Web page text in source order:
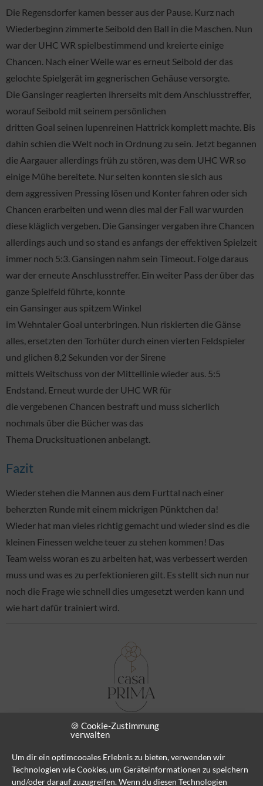
🍪 Cookie-Zustimmung
verwalten
Um dir ein optimcooales Erlebnis zu bieten, verwenden wir
Technologien wie Cookies, um Geräteinformationen zu speichern
und/oder darauf zuzugreifen. Wenn du diesen Technologien
Die Regensdorfer kamen besser aus der Pause. Kurz nach
Wiederbeginn zimmerte Seibold den Ball in die Maschen. Nun
war der UHC WR spielbestimmend und kreierte einige
Chancen. Nach einer Weile war es erneut Seibold der das
gelochte Spielgerät im gegnerischen Gehäuse versorgte.
Die Gansinger reagierten ihrerseits mit dem Anschlusstreffer,
worauf Seibold mit seinem persönlichen
dritten Goal seinen lupenreinen Hattrick komplett machte. Bis
dahin schien die Welt noch in Ordnung zu sein. Jetzt begannen
die Aargauer allerdings früh zu stören, was dem UHC WR so
einige Mühe bereitete. Nur selten konnten sie sich aus
dem aggressiven Pressing lösen und Konter fahren oder sich
Chancen erarbeiten und wenn dies mal der Fall war wurden
diese kläglich vergeben. Die Gansinger vergaben ihre Chancen
allerdings auch und so stand es anfangs der effektiven Spielzeit
immer noch 5:3. Gansingen nahm sein Timeout. Folge daraus
war der erneute Anschlusstreffer. Ein weiter Pass der über das
ganze Spielfeld führte, konnte
ein Gansinger aus spitzem Winkel
im Wehntaler Goal unterbringen. Nun riskierten die Gänse
alles, ersetzten den Torhüter durch einen vierten Feldspieler
und glichen 8,2 Sekunden vor der Sirene
mittels Weitschuss von der Mittellinie wieder aus. 5:5
Endstand. Erneut wurde der UHC WR für
die vergebenen Chancen bestraft und muss sicherlich
nochmals über die Bücher was das
Thema Drucksituationen anbelangt.
Fazit
Wieder stehen die Mannen aus dem Furttal nach einer
beherzten Runde mit einem mickrigen Pünktchen da!
Wieder hat man vieles richtig gemacht und wieder sind es die
kleinen Finessen welche teuer zu stehen kommen! Das
Team weiss woran es zu arbeiten hat, was verbessert werden
muss und was es zu perfektionieren gilt. Es stellt sich nun nur
noch die Frage wie schnell dies umgesetzt werden kann und
wie hart dafür trainiert wird.